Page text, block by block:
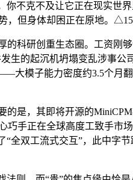
不克不及让它正在现实世
但身体却困正在原地。△15
科研创重生态圈。工资刚
生的起沉机坍塌变乱涉事
大模子能力密度约3.5个月
，其即将开源的
手正在全球高度工致手市
全双工流式交互”，此中字